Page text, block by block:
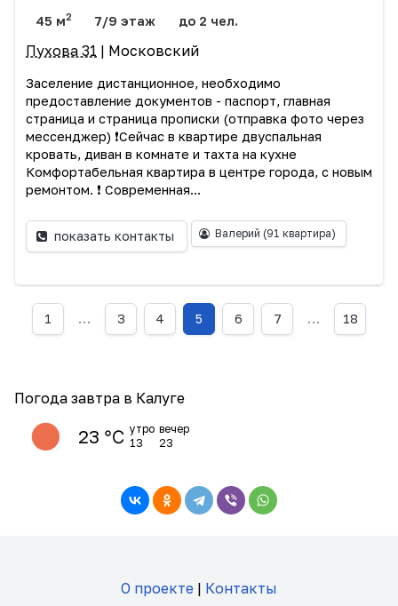
45 м2 7/9 этаж до 2 чел.
Пухова 31 | Московский
Заселение дистанционное, необходимо
предоставление документов - паспорт, главная
страница и страница прописки (отправка фото через
мессенджер) ❗️Сейчас в квартире двуспальная
кровать, диван в комнате и тахта на кухне
Комфортабельная квартира в центре города, с новым
ремонтом. ❗️ Современная...
показать контакты Валерий (91 квартира)
1 … 3 4 5 6 7 … 18
Погода завтра в Калуге
23 ℃ утро
13
вечер
23
О проекте | Контакты